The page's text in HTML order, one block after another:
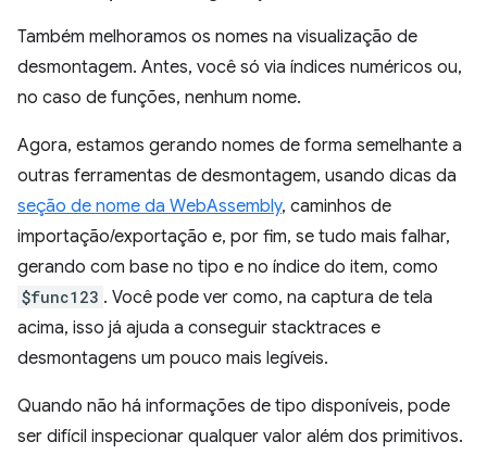
Também melhoramos os nomes na visualização de
desmontagem. Antes, você só via índices numéricos ou,
no caso de funções, nenhum nome.
Agora, estamos gerando nomes de forma semelhante a
outras ferramentas de desmontagem, usando dicas da
seção de nome da WebAssembly, caminhos de
importação/exportação e, por fim, se tudo mais falhar,
gerando com base no tipo e no índice do item, como
$func123 . Você pode ver como, na captura de tela
acima, isso já ajuda a conseguir stacktraces e
desmontagens um pouco mais legíveis.
Quando não há informações de tipo disponíveis, pode
ser difícil inspecionar qualquer valor além dos primitivos.